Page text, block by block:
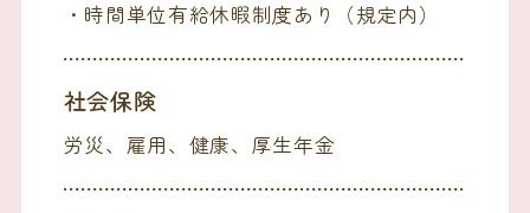
・時間単位有給休暇制度あり（規定内）
社会保険
労災、雇用、健康、厚生年金